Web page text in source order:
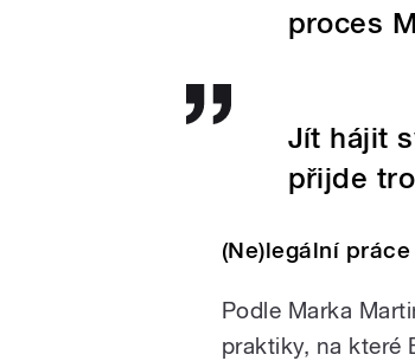
proces
Jít hájit
přijde
(Ne)legální
Podle Marka
praktiky, na které